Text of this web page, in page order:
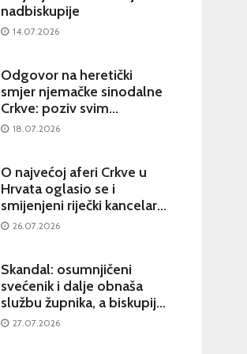
nadbiskupije
14.07.2026
Odgovor na heretički
smjer njemačke sinodalne
Crkve: poziv svim
katolicima na potpisivanje
18.07.2026
O najvećoj aferi Crkve u
Hrvata oglasio se i
smijenjeni riječki kancelar:
kultura šutnje stvara nove
26.07.2026
Skandal: osumnjičeni
svećenik i dalje obnaša
službu župnika, a biskupija
priopćila da je sve
27.07.2026